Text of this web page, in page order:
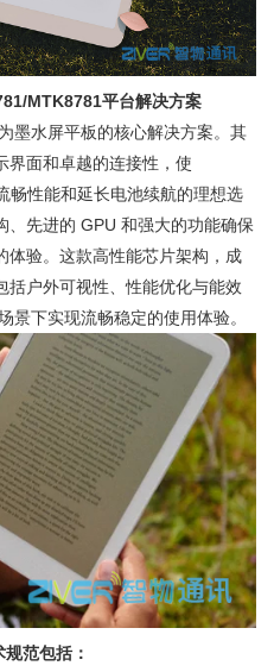
MTK8781平台解决方案
水屏平板的核心解决方案。其
界面和卓越的连接性，使
畅性能和延长电池续航的理想选
、先进的 GPU 和强大的功能确保
体验。这款高性能芯片架构，成
括户外可视性、性能优化与能效
景下实现流畅稳定的使用体验。
范包括：